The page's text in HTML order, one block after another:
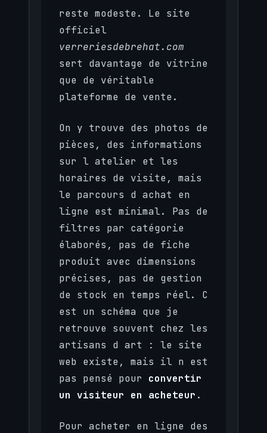
reste modeste. Le site
officiel
verreriesdebrehat.com
sert davantage de vitrine
que de véritable
plateforme de vente.
On y trouve des photos de
pièces, des informations
sur l atelier et les
horaires de visite, mais
le parcours d achat en
ligne est minimal. Pas de
filtres par catégorie
élaborés, pas de fiche
produit avec dimensions
précises, pas de gestion
de stock en temps réel. C
est un schéma que je
retrouve souvent chez les
artisans d art : le site
web existe, mais il n est
pas pensé pour convertir
un visiteur en acheteur .
Pour acheter en ligne des